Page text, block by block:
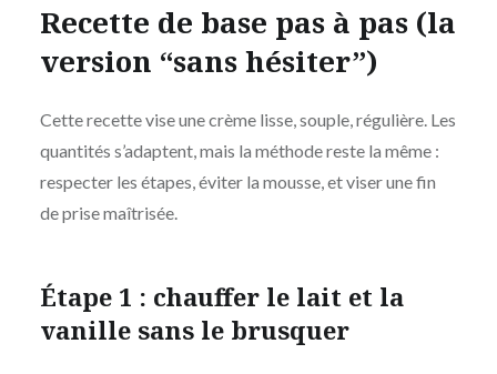
Recette de base pas à pas (la
version “sans hésiter”)
Cette recette vise une crème lisse, souple, régulière. Les
quantités s’adaptent, mais la méthode reste la même :
respecter les étapes, éviter la mousse, et viser une fin
de prise maîtrisée.
Étape 1 : chauffer le lait et la
vanille sans le brusquer